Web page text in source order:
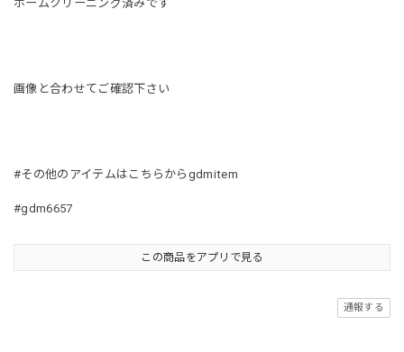
ホームクリーニング済みです
画像と合わせてご確認下さい
#その他のアイテムはこちらからgdmitem
#gdm6657
この商品をアプリで見る
通報する